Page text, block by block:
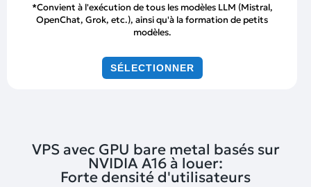
*Convient à l'exécution de tous les modèles LLM (Mistral,
OpenChat, Grok, etc.), ainsi qu'à la formation de petits
modèles.
SÉLECTIONNER
VPS avec GPU bare metal basés sur
NVIDIA A16 à louer:
Forte densité d'utilisateurs